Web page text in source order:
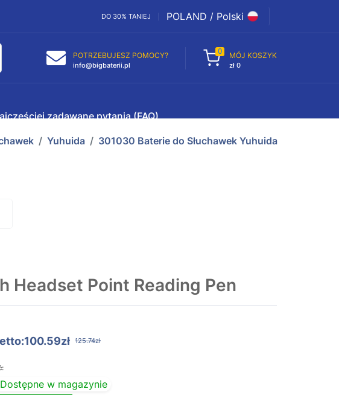
DO 30% TANIEJ POLAND / Polski
POTRZEBUJESZ POMOCY?
info@bigbaterii.pl
0 MÓJ KOSZYK
zł 0
zadawane pytania (FAQ)
Yuhuida 301030 Baterie do Słuchawek Yuhuida
Headset Point Reading Pen
125.74zł
Dostępne w magazynie